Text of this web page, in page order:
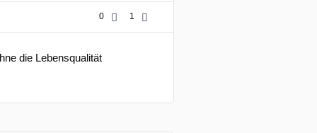
0 1
die Lebensqualität